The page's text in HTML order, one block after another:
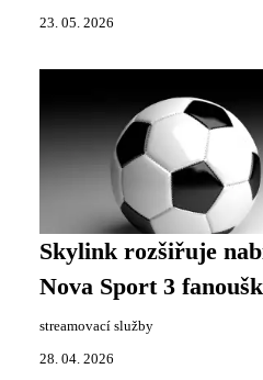
23. 05. 2026
Skylink rozšiřuje
Nova Sport 3
streamovací služby
28. 04. 2026